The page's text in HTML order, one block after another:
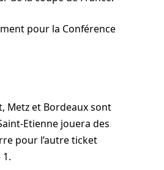
pour la Conférence
Metz et Bordeaux sont
Etienne jouera des
pour l’autre ticket
1.